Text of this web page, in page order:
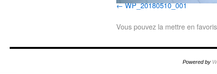
WP_20180510_001
Vous pouvez la mettre en
Powered by